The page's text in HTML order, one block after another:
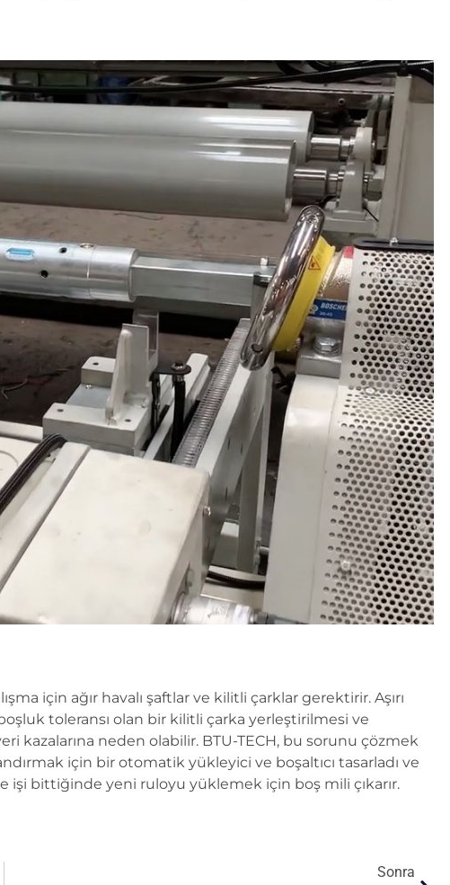
için ağır havalı şaftlar ve kilitli çarklar gerektirir. Aşırı
toleransı olan bir kilitli çarka yerleştirilmesi ve
kazalarına neden olabilir. BTU-TECH, bu sorunu çözmek
için bir otomatik yükleyici ve boşaltıcı tasarladı ve
işi bittiğinde yeni ruloyu yüklemek için boş mili çıkarır.
Sonra